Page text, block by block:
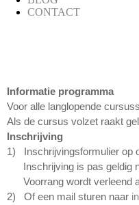
CONTACT
Informatie programma
Voor alle langlopende
Als de cursus volzet raakt
Inschrijving
1) Inschrijvingsformulier op
Inschrijving is pas geldig
Voorrang wordt verleend
2) Of een mail sturen naar